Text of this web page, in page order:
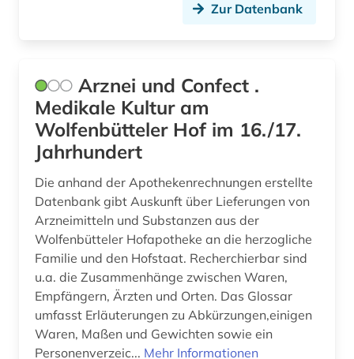
rct (1)
recht (11)
rechtswissenschaften (2)
romanistik (1)
russland (1)
röntgen (1)
schmerz (1)
seltene krankheit (1)
Zur Datenbank
Arznei und Confect .
Medikale Kultur am
Wolfenbütteler Hof im 16./17.
Jahrhundert
Die anhand der Apothekenrechnungen erstellte
Datenbank gibt Auskunft über Lieferungen von
Arzneimitteln und Substanzen aus der
Wolfenbütteler Hofapotheke an die herzogliche
Familie und den Hofstaat. Recherchierbar sind
u.a. die Zusammenhänge zwischen Waren,
Empfängern, Ärzten und Orten. Das Glossar
umfasst Erläuterungen zu Abkürzungen,einigen
Waren, Maßen und Gewichten sowie ein
Personenverzeic... Mehr Informationen